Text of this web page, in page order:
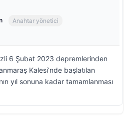
Anahtar yönetici
6 Şubat 2023 depremlerinden
Kalesi’nde başlatılan
yıl sonuna kadar tamamlanması